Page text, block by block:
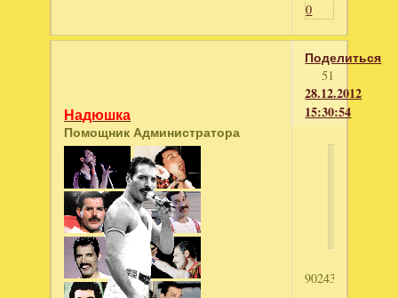
0
Поделиться
51
28.12.2012
15:30:54
Надюшка
Помощник Администратора
902434894